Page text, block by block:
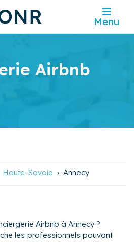
Menu
Airbnb
Haute-Savoie Annecy
Airbnb à Annecy ?
les professionnels pouvant